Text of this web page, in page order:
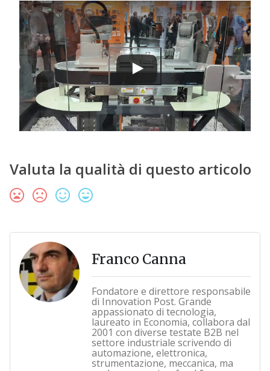
Valuta la qualità di questo articolo
Franco Canna
Fondatore e direttore responsabile
di Innovation Post. Grande
appassionato di tecnologia,
laureato in Economia, collabora dal
2001 con diverse testate B2B nel
settore industriale scrivendo di
automazione, elettronica,
strumentazione, meccanica, ma